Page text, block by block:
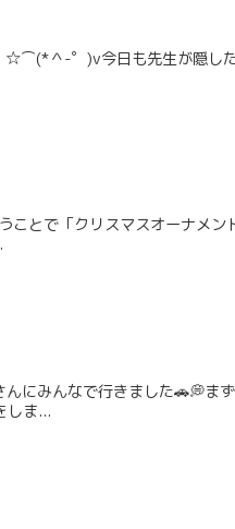
☆⌒(*＾-゜)v今日も先生が隠し
とで「クリスマスオーナメン
にみんなで行きました🚗💭ま
しま...